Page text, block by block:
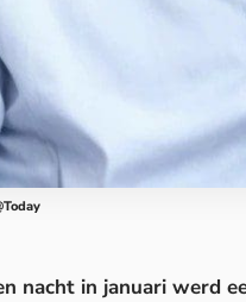
nacht in januari werd